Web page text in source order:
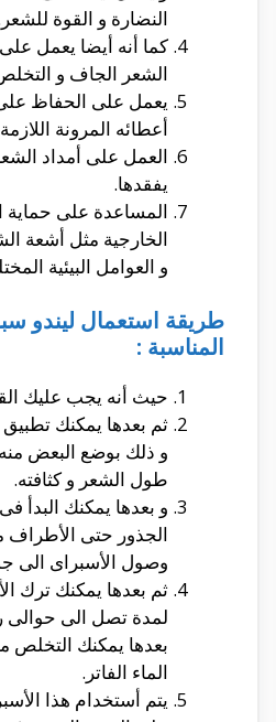
النضارة و القوة
كما أنه أيضا يعمل
الشعر الجاف و
يعمل على الحفاظ
أعطائه المرونة
العمل على أمداد
يفقدها.
المساعدة على حماية
الخارجية مثل أشعة
و العوامل البيئية
طريقة استعمال ليندو
المناسبة :
حيث أنه يجب عليك
ثم بعدها يمكنك
و ذلك بوضع البعض
طول الشعر و كثافته.
و بعدها يمكنك البدأ
الجذور حتى
وصول الأسبراى الى
ثم بعدها يمكنك ترك
لمدة تصل الى حوالى
بعدها يمكنك
الماء الفاتر.
يتم أستخدام هذا